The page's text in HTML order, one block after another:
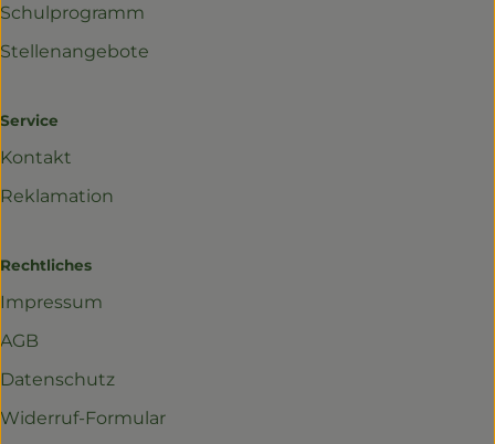
Schulprogramm
Stellenangebote
Service
Kontakt
Reklamation
Rechtliches
Impressum
AGB
Datenschutz
Widerruf-Formular